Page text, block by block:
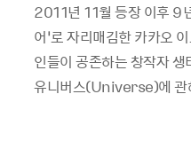
2011년 11월 등장 이후 9
어’로 자리매김한 카카오
인들이 공존하는 창작자
유니버스(Universe)에 관